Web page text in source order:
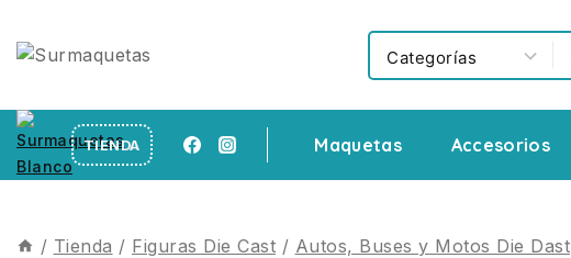
TIENDA Maquetas Accesorios
/ Tienda / Figuras Die Cast / Autos, Buses y Motos Die Dast